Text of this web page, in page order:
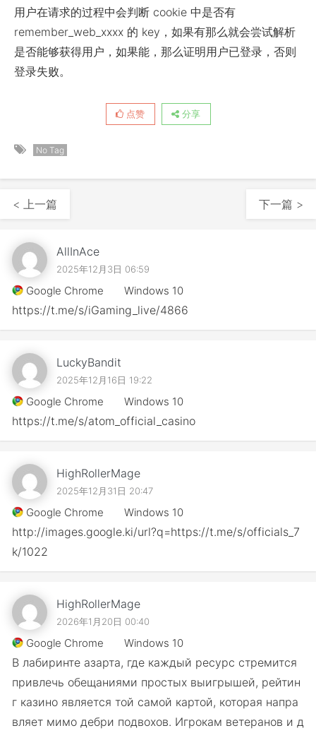
用户在请求的过程中会判断 cookie 中是否有
remember_web_xxxx 的 key，如果有那么就会尝试解析
是否能够获得用户，如果能，那么证明用户已登录，否则
登录失败。
点赞 分享
No Tag
< 上一篇 下一篇 >
AllInAce
2025年12月3日 06:59
Google Chrome Windows 10
https://t.me/s/iGaming_live/4866
LuckyBandit
2025年12月16日 19:22
Google Chrome Windows 10
https://t.me/s/atom_official_casino
HighRollerMage
2025年12月31日 20:47
Google Chrome Windows 10
http://images.google.ki/url?q=https://t.me/s/officials_7
k/1022
HighRollerMage
2026年1月20日 00:40
Google Chrome Windows 10
В лабиринте азарта, где каждый ресурс стремится
привлечь обещаниями простых выигрышей, рейтин
г казино является той самой картой, которая напра
вляет мимо дебри подвохов. Игрокам ветеранов и д